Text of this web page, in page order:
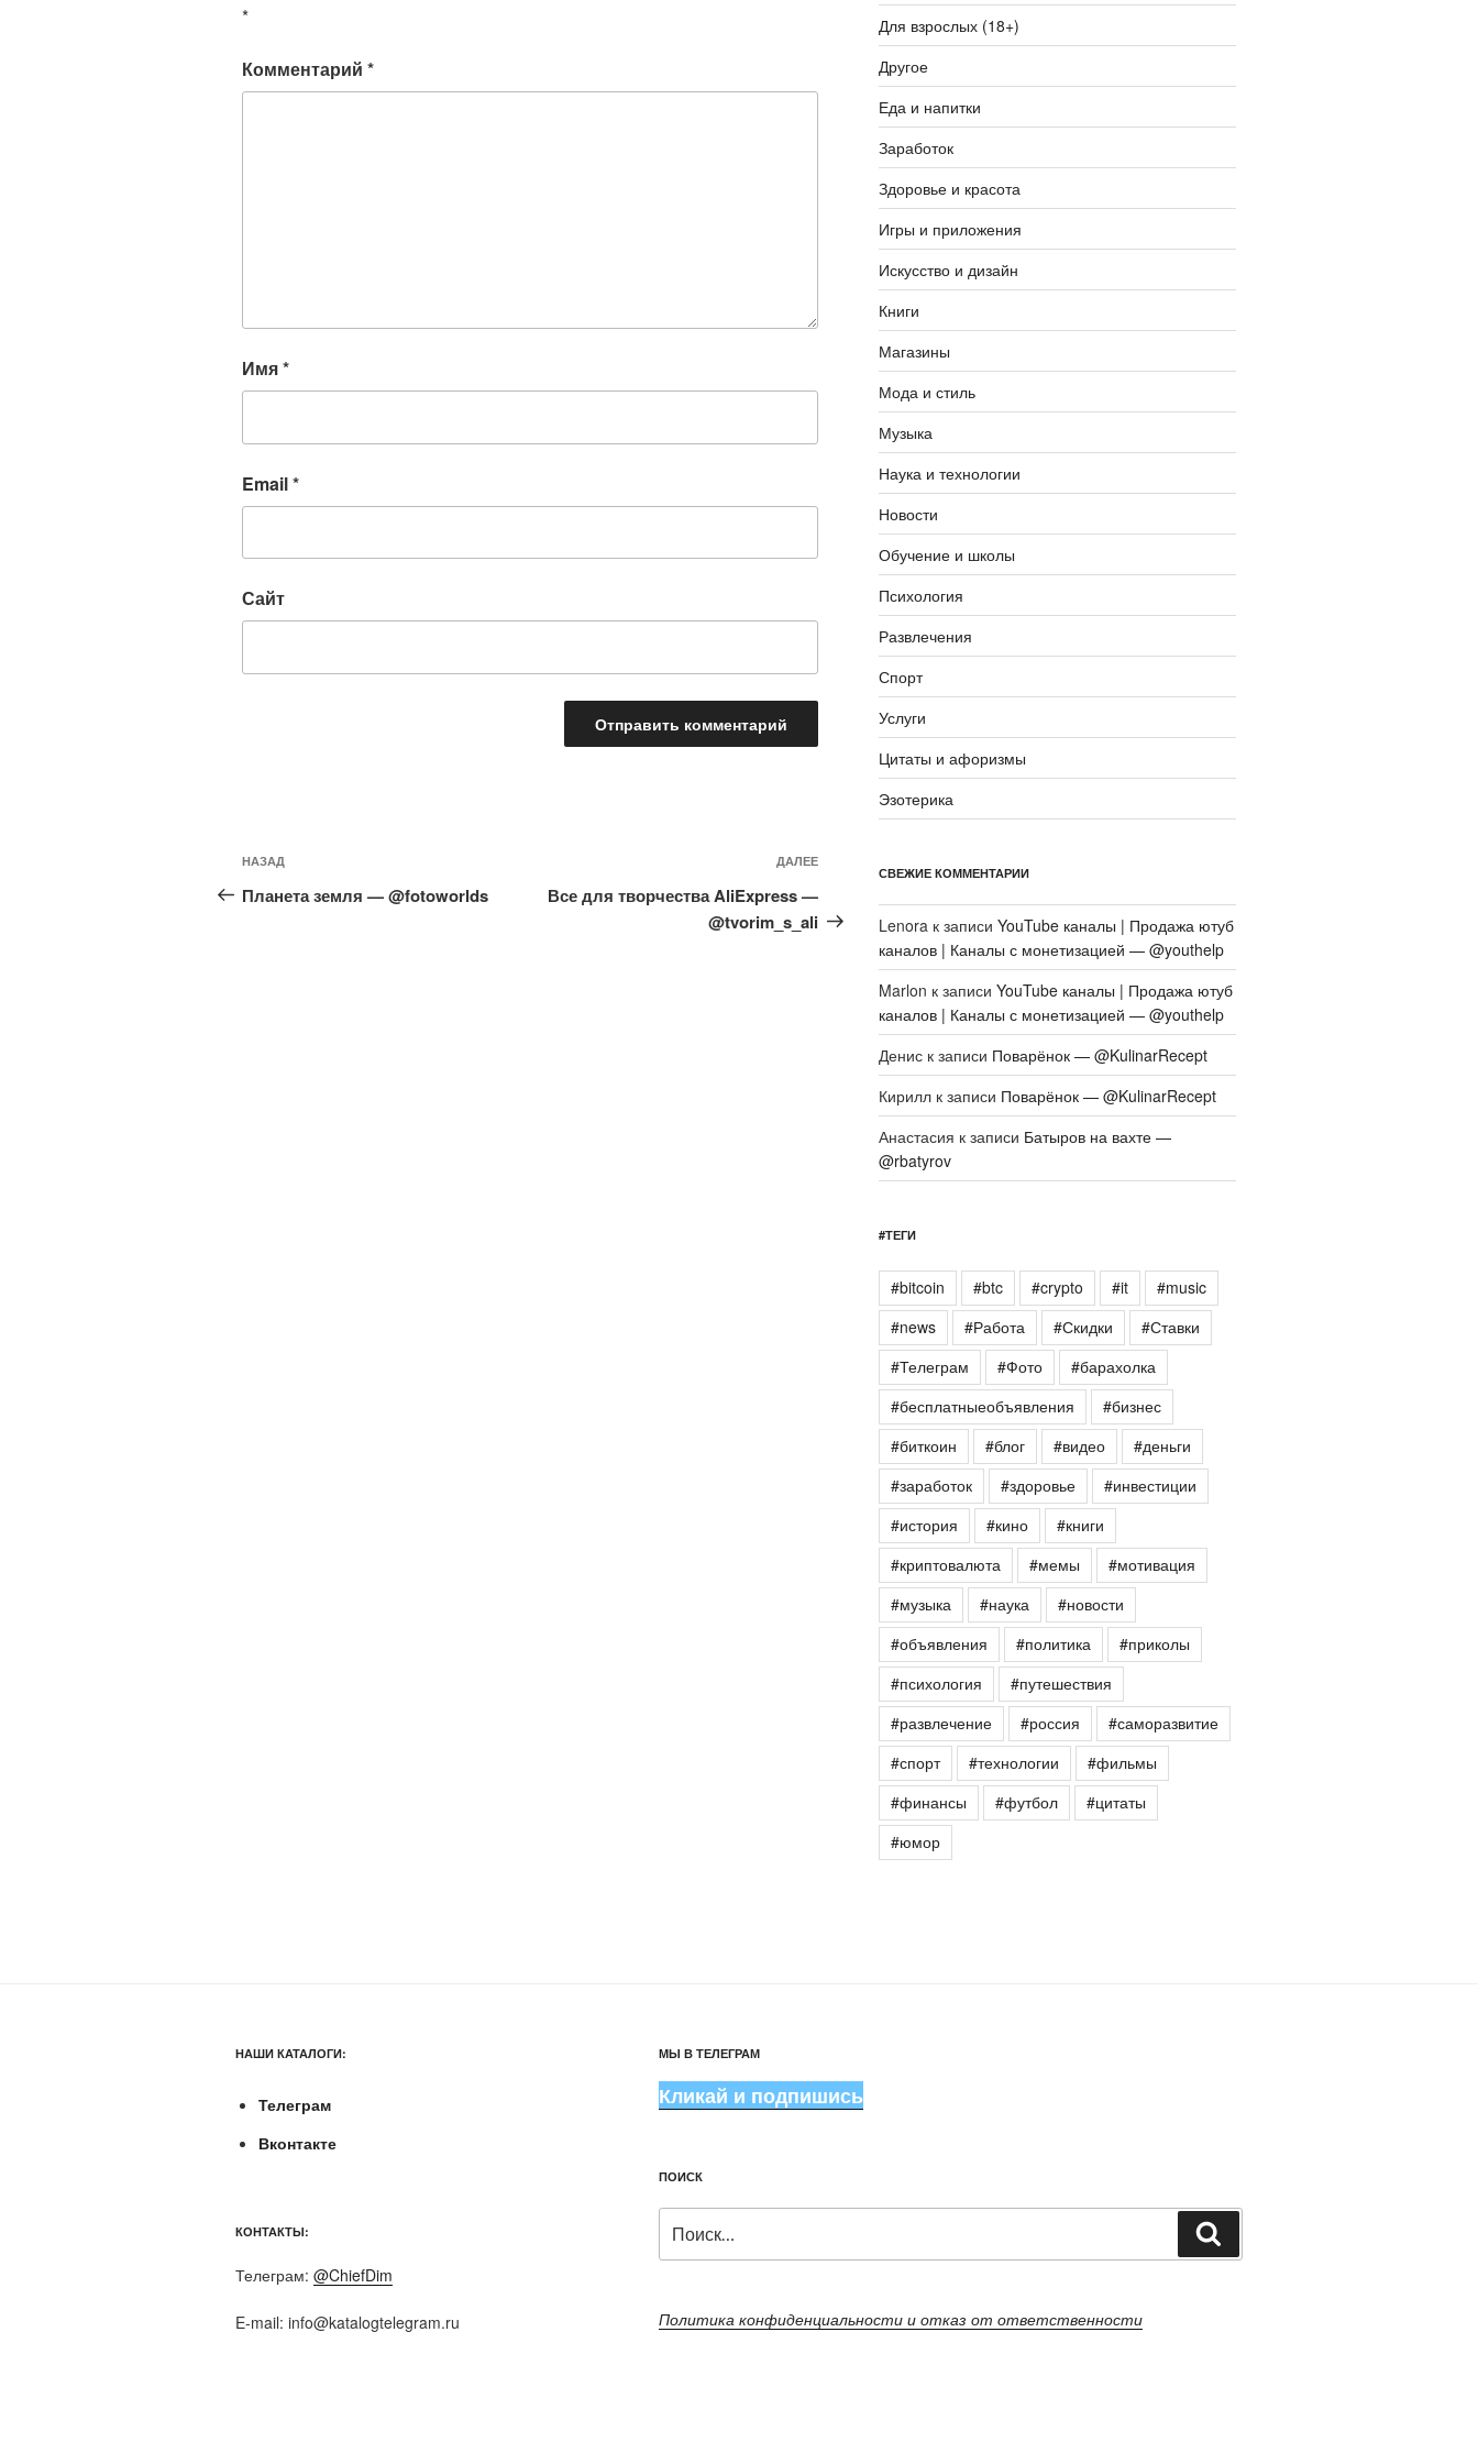
*
Комментарий *
Имя*
Email*
Сайт
Навигация
по
Предыдущая
запись:
НАЗАД
Планета земля — @fotoworlds
Следующая
ДАЛЕЕ
Все для творчества AliExpress —
@tvorim_s_ali
Для взрослых (18+)
Другое
Еда и напитки
Заработок
Здоровье и красота
Игры и приложения
Искусство и дизайн
Книги
Магазины
Мода и стиль
Музыка
Наука и технологии
Новости
Обучение и школы
Психология
Развлечения
Спорт
Услуги
Цитаты и афоризмы
Эзотерика
СВЕЖИЕ КОММЕНТАРИИ
Lenoraк записи YouTube каналы | Продажа ютуб
каналов | Каналы с монетизацией — @youthelp
Marlon к записи YouTube каналы | Продажа ютуб
каналов | Каналы с монетизацией — @youthelp
Дениск записи Поварёнок — @KulinarRecept
Кириллк записи Поварёнок — @KulinarRecept
Анастасия к записи Батыров на вахте —
@rbatyrov
#ТЕГИ
#bitcoin #btc #crypto #it
#music
#news
#Работа #Скидки
#Ставки
#Телеграм
#Фото
#барахолка
#бесплатныеобъявления
#бизнес
#биткоин
#блог #видео
#деньги
#заработок
#здоровье
#инвестиции
#история
#кино
#книги
#криптовалюта
#мемы
#мотивация
#музыка
#наука
#новости
#объявления
#политика
#приколы
#психология
#путешествия
#развлечение
#россия
#саморазвитие
#спорт
#технологии
#фильмы
#финансы
#футбол
#цитаты
#юмор
НАШИ КАТАЛОГИ:
Телеграм
Вконтакте
КОНТАКТЫ:
Телеграм: @ChiefDim
E-mail: info@katalogtelegram.ru
МЫ В ТЕЛЕГРАМ
Кликай и подпишись
ПОИСК
Политика конфиденциальности и отказ от ответственности